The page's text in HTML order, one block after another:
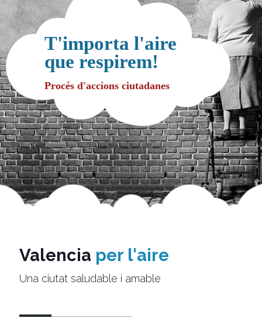
T'importa l'aire
que respirem!
Procés d'accions ciutadanes
Valencia per l'aire
Una ciutat saludable i amable